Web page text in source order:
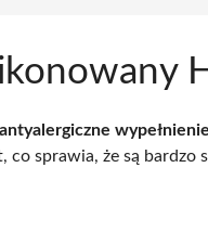
antyalergiczne wypełnienie
co sprawia, że są